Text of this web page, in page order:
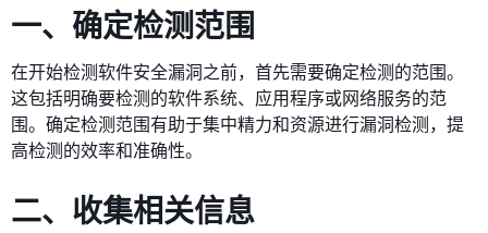
一、确定检测范围
在开始检测软件安全漏洞之前，首先需要确定检测的范围。
这包括明确要检测的软件系统、应用程序或网络服务的范
围。确定检测范围有助于集中精力和资源进行漏洞检测，提
高检测的效率和准确性。
二、收集相关信息